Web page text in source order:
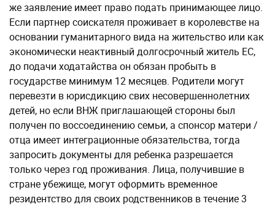
же заявление имеет право подать принимающее лицо.
Если партнер соискателя проживает в королевстве на
основании гуманитарного вида на жительство или как
экономически неактивный долгосрочный житель ЕС,
до подачи ходатайства он обязан пробыть в
государстве минимум 12 месяцев. Родители могут
перевезти в юрисдикцию свих несовершеннолетних
детей, но если ВНЖ приглашающей стороны был
получен по воссоединению семьи, а спонсор матери /
отца имеет интеграционные обязательства, тогда
запросить документы для ребенка разрешается
только через год проживания. Лица, получившие в
стране убежище, могут оформить временное
резидентство для своих родственников в течение 3